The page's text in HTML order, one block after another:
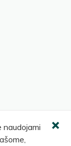
naudojami